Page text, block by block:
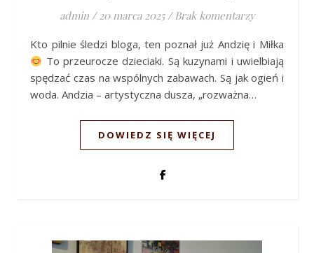
admin / 20 marca 2025 / Brak komentarzy
Kto pilnie śledzi bloga, ten poznał już Andzię i Miłka
To przeurocze dzieciaki. Są kuzynami i uwielbiają
spędzać czas na wspólnych zabawach. Są jak ogień i
woda. Andzia – artystyczna dusza, „rozważna…
DOWIEDZ SIĘ WIĘCEJ